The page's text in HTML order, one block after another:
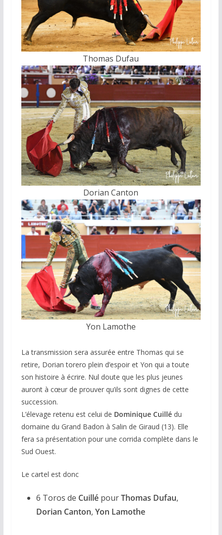
Thomas Dufau
Dorian Canton
Yon Lamothe
La transmission sera assurée entre Thomas qui se
retire, Dorian torero plein d’espoir et Yon qui a toute
son histoire à écrire. Nul doute que les plus jeunes
auront à cœur de prouver qu’ils sont dignes de cette
succession.
L’élevage retenu est celui de Dominique Cuillédu
domaine du Grand Badon à Salin de Giraud (13). Elle
fera sa présentation pour une corrida complète dans le
Sud Ouest.
Le cartel est donc
6 Toros de CuillépourThomas Dufau,
Dorian Canton, Yon Lamothe